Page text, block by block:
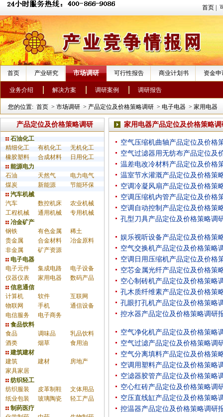
首页
首页 产业研究 市场调研 可行性报告 商业计划书 资金
业务介绍 解决方案 调研案例 调研报告
您的位置: 首页 > 市场调研 > 产品定位及价格策略调研 > 电子电器 > 家用电器
产品定位及价格策略调研
石油化工
精细化工
有机化工
无机化工
橡胶塑料
合成材料
日用化工
能源电力
石油
天然气
电力电气
煤炭
新能源
节能环保
汽车机械
汽车
数控机床
农业机械
工程机械
通用机械
专用机械
冶金矿产
钢铁
有色金属
稀土
贵金属
合金材料
冶金原料
非金属
矿产资源
电子电器
电子元件
集成电路
电子设备
仪器仪表
家用电器
数码产品
信息通信
计算机
软件
互联网
物联网
手机
通信设备
电信服务
电子商务
食品饮料
食品
调味品
乳品饮料
酒类
烟草
食用油
建筑建材
建筑
建材
房地产
家具家居
纺织轻工
纺织服装
皮革制鞋
文体用品
纸业包装
玻璃陶瓷
轻工产品
制药医疗
家用电器产品定位及价格策略
空气压缩机曲轴产品定位及价格
空气过滤器用无纺布产品定位及
温差电改冷材料产品定位及价格
温室节水灌溉产品定位及价格策
空调冷凝风扇产品定位及价格策
空调压缩机内管产品定位及价格
空调自动控制产品定位及价格策
孔型刀具产品定位及价格策略调
娱乐视听设备产品定位及价格策
空气交换机产品定位及价格策略
空调日用压缩机产品定位及价格
空芯金属光纤产品定位及价格策
空心制砖机产品定位及价格策略
孔木质纤维素产品定位及价格策
孔眼打孔机产品定位及价格策略
控水器产品定位及价格策略调研
空气净化机产品定位及价格策略
空气过滤产品定位及价格策略调
空气分离填料产品定位及价格策
空调用塑料产品定位及价格策略
空滤器胶管产品定位及价格策略
空心红砖产品定位及价格策略调
空压直线缸产品定位及价格策略
控温器产品定位及价格策略调研